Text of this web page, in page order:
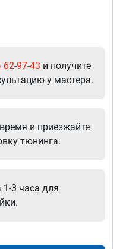
62-97-43 и получите
у мастера.
и приезжайте
тюнинга.
1-3 часа для